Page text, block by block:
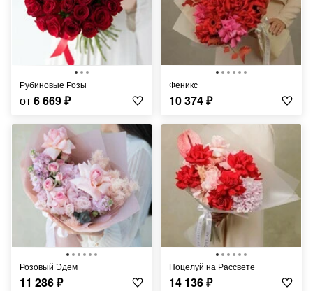
Рубиновые Розы
от6 669₽
Феникс
10 374₽
Розовый Эдем
11 286₽
Поцелуй на Рассвете
14 136₽